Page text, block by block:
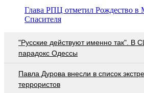
Глава РПЦ отметил Рождество в
Спасителя
"Русские действуют именно так". В
парадокс Одессы
Павла Дурова внесли в список
террористов